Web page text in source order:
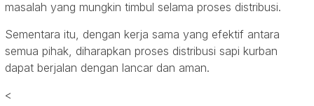
masalah yang mungkin timbul selama proses distribusi.
Sementara itu, dengan kerja sama yang efektif antara
semua pihak, diharapkan proses distribusi sapi kurban
dapat berjalan dengan lancar dan aman.
<